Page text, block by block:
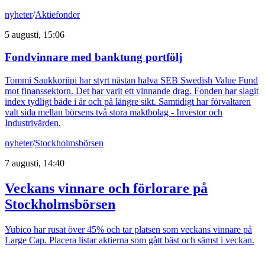
nyheter/Aktiefonder
5 augusti, 15:06
Fondvinnare med banktung portfölj
Tommi Saukkoriipi har styrt nästan halva SEB Swedish Value Fund
mot finanssektorn. Det har varit ett vinnande drag. Fonden har slagit
index tydligt både i år och på längre sikt. Samtidigt har förvaltaren
valt sida mellan börsens två stora maktbolag - Investor och
Industrivärden.
nyheter/Stockholmsbörsen
7 augusti, 14:40
Veckans vinnare och förlorare på
Stockholmsbörsen
Yubico har rusat över 45% och tar platsen som veckans vinnare på
Large Cap. Placera listar aktierna som gått bäst och sämst i veckan.